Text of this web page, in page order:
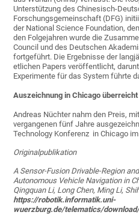
Unterstützung des Chinesisch-
Forschungsgemeinschaft (DFG)
der National Science Foundation,
den Folgejahren wurde die
Council und des Deutschen
fortgeführt. Die Ergebnisse der
etlichen Papers veröffentlicht,
Experimente für das System führte
Auszeichnung in Chicago überreicht
Andreas Nüchter nahm den Preis,
vergangenen fünf Jahre
Technology Konferenz in Chicago
Originalpublikation
A Sensor-Fusion Drivable-Region
Autonomous Vehicle Navigation in
Qingquan Li, Long Chen, Ming Li,
https://robotik.informatik.uni-
wuerzburg.de/telematics/